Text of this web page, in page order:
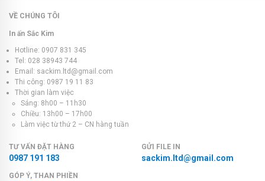
VỀ CHÚNG TÔI
In ấn Sắc Kim
Hotline: 0907 831 345
Tel: 028 38943 744
Email: sackim.ltd@gmail.com
Thi công: 0987 19 11 83
Thời gian làm việc
Sáng: 8h00 – 11h30
Chiều: 13h00 – 17h00
Làm việc từ thứ 2 – CN hàng tuần
TƯ VẤN ĐẶT HÀNG
0987 191 183
GỬI FILE IN
sackim.ltd@gmail.com
GÓP Ý, THAN PHIỀN